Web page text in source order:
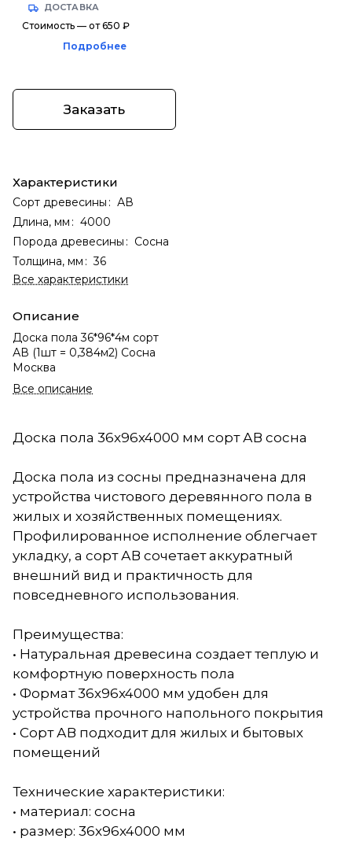
ДОСТАВКА
Стоимость — от 650 ₽
Подробнее
Заказать
Характеристики
Сорт древесины : АВ
Длина, мм : 4000
Порода древесины : Сосна
Толщина, мм : 36
Все характеристики
Описание
Доска пола 36*96*4м сорт
АВ (1шт = 0,384м2) Сосна
Москва
Все описание
Доска пола 36x96x4000 мм сорт АВ сосна
Доска пола из сосны предназначена для
устройства чистового деревянного пола в
жилых и хозяйственных помещениях.
Профилированное исполнение облегчает
укладку, а сорт АВ сочетает аккуратный
внешний вид и практичность для
повседневного использования.
Преимущества:
• Натуральная древесина создает теплую и
комфортную поверхность пола
• Формат 36x96x4000 мм удобен для
устройства прочного напольного покрытия
• Сорт АВ подходит для жилых и бытовых
помещений
Технические характеристики:
• материал: сосна
• размер: 36x96x4000 мм